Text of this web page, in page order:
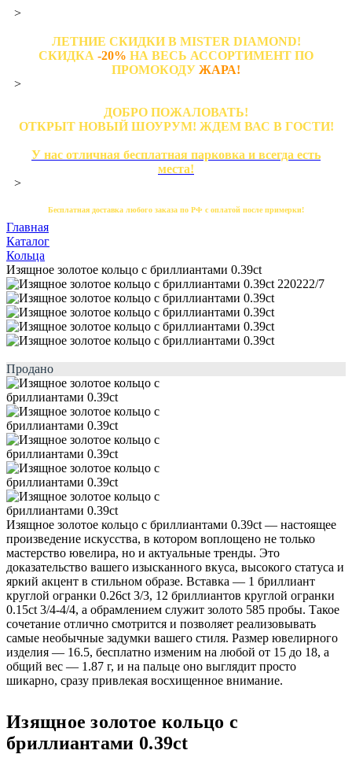
>
ЛЕТНИЕ СКИДКИ В MISTER DIAMOND!
СКИДКА -20% НА ВЕСЬ АССОРТИМЕНТ ПО
ПРОМОКОДУ ЖАРА!
>
ДОБРО ПОЖАЛОВАТЬ!
ОТКРЫТ НОВЫЙ ШОУРУМ! ЖДЕМ ВАС В ГОСТИ!
У нас отличная бесплатная парковка и всегда есть
места!
>
Бесплатная доставка любого заказа по РФ с оплатой после примерки!
Главная
Каталог
Кольца
Изящное золотое кольцо с бриллиантами 0.39ct
Изящное золотое кольцо с
бриллиантами 0.39ct
Продано
Изящное золотое кольцо с бриллиантами 0.39ct — настоящее
произведение искусства, в котором воплощено не только
мастерство ювелира, но и актуальные тренды. Это
доказательство вашего изысканного вкуса, высокого статуса и
яркий акцент в стильном образе. Вставка — 1 бриллиант
круглой огранки 0.26ct 3/3, 12 бриллиантов круглой огранки
0.15ct 3/4-4/4, а обрамлением служит золото 585 пробы. Такое
сочетание отлично смотрится и позволяет реализовывать
самые необычные задумки вашего стиля. Размер ювелирного
изделия — 16.5, бесплатно изменим на любой от 15 до 18, а
общий вес — 1.87 г, и на пальце оно выглядит просто
шикарно, сразу привлекая восхищенное внимание.